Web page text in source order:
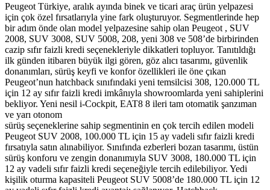
Peugeot Türkiye, aralık ayında binek ve ticari araç ürün yelpazesi
için çok özel fırsatlarıyla yine fark oluşturuyor. Segmentlerinde hep
bir adım önde olan model yelpazesine sahip olan Peugeot , SUV
2008, SUV 3008, SUV 5008, 208, yeni 308 ve 508’de birbirinden
cazip sıfır faizli kredi seçenekleriyle dikkatleri topluyor. Tanıtıldığı
ilk günden itibaren büyük ilgi gören, göz alıcı tasarımı, güvenlik
donanımları, sürüş keyfi ve konfor özellikleri ile öne çıkan
Peugeot’nun hatchback sınıfındaki yeni temsilcisi 308, 120.000 TL
için 12 ay sıfır faizli kredi imkânıyla showroomlarda yeni sahiplerini
bekliyor. Yeni nesil i-Cockpit, EAT8 8 ileri tam otomatik şanzıman
ve yarı otonom
sürüş seçeneklerine sahip segmentinin en çok tercih edilen modeli
Peugeot SUV 2008, 100.000 TL için 15 ay vadeli sıfır faizli kredi
fırsatıyla satın alınabiliyor. Sınıfında ezberleri bozan tasarımı, üstün
sürüş konforu ve zengin donanımıyla SUV 3008, 180.000 TL için
12 ay vadeli sıfır faizli kredi seçeneğiyle tercih edilebiliyor. Yedi
kişilik oturma kapasiteli Peugeot SUV 5008’de 180.000 TL için 12